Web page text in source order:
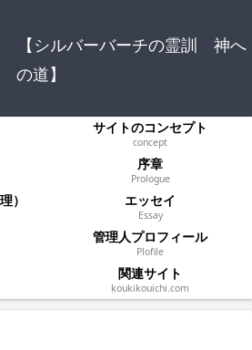
【シルバーバーチの霊訓 神へ
の道】
サイトのコンセプト
concept
序章
Prologue
） エッセイ
Essay
管理人プロフィール
Plofile
関連サイト
koukikouichi.com